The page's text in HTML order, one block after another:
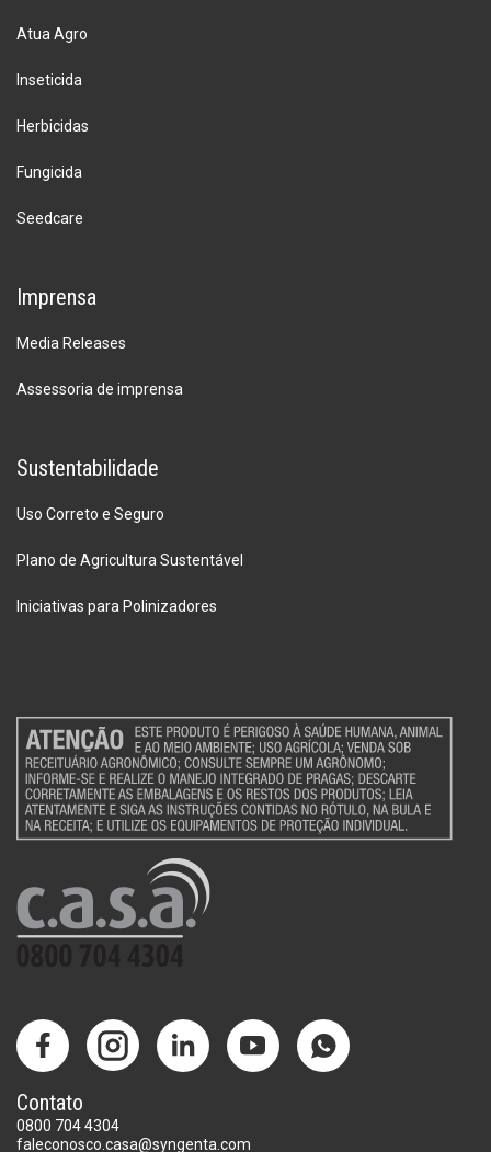
Atua Agro
Inseticida
Herbicidas
Fungicida
Seedcare
Imprensa
Media Releases
Assessoria de imprensa
Sustentabilidade
Uso Correto e Seguro
Plano de Agricultura Sustentável
Iniciativas para Polinizadores
Contato
0800 704 4304
faleconosco.casa@syngenta.com